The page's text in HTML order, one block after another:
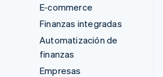
E-commerce
Finanzas integradas
Automatización de
finanzas
Empresas